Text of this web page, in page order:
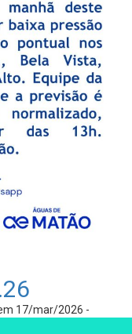
17/mar/2026 -